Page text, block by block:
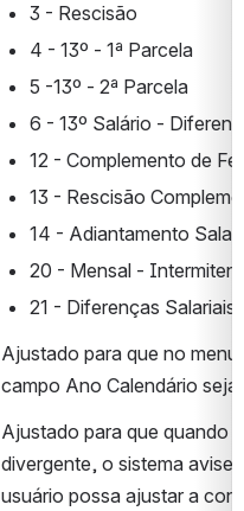
3 - Rescisão
4 - 13º - 1ª Parcela
5 -13º - 2ª Parcela
6 - 13º Salário -
12 - Complemento de
13 - Rescisão
14 - Adiantamento
20 - Mensal -
21 - Diferenças Salariais.
Ajustado para que no
campo Ano Calendário
Ajustado para que quando
divergente, o sistema
usuário possa ajustar a